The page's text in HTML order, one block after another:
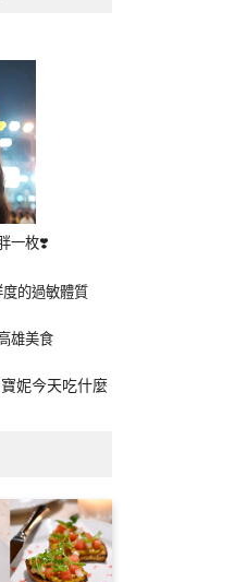
一枚❣️
的過敏體質
雄美食
寶妮今天吃什麼